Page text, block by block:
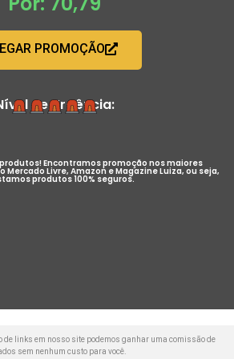
PROMOÇÃO
de Urgência:
Encontramos promoção nos maiores
Livre, Amazon e Magazine Luiza, ou seja,
produtos 100% seguros.
de links em nosso site podemos ganhar uma comissão de
sem nenhum custo para você.